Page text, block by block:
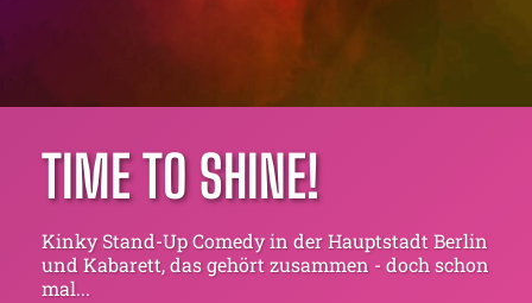
TIME TO SHINE!
Kinky Stand-Up Comedy in der Hauptstadt Berlin
und Kabarett, das gehört zusammen - doch schon
mal...